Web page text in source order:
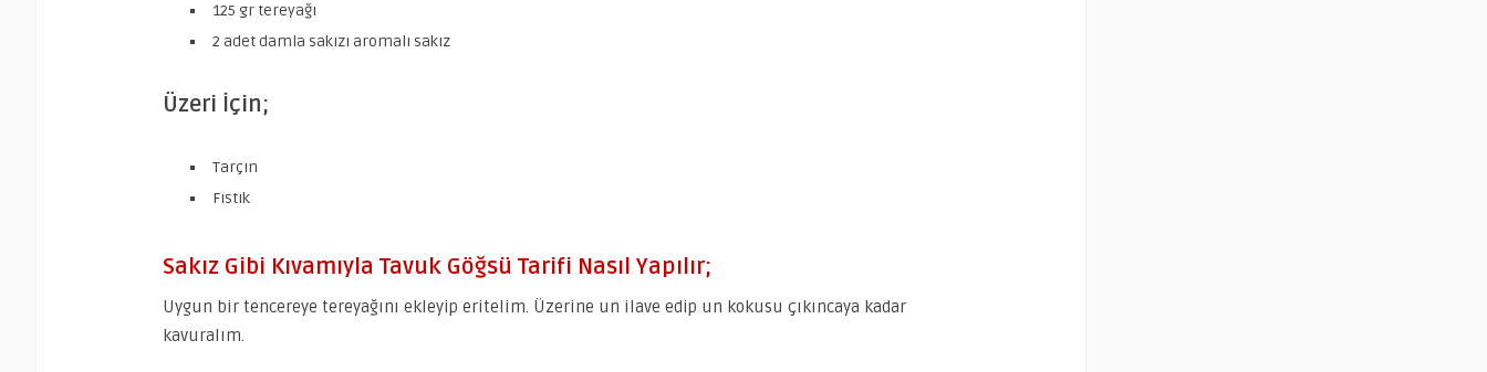
125 gr tereyağı
2 adet damla sakızı aromalı sakız
Üzeri İçin;
Tarçın
Fıstık
Sakız Gibi Kıvamıyla Tavuk Göğsü Tarifi Nasıl Yapılır;
Uygun bir tencereye tereyağını ekleyip eritelim. Üzerine un ilave edip un kokusu çıkıncaya kadar
kavuralım.